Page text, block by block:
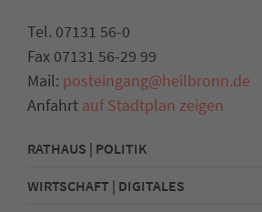
Tel. 07131 56-0
Fax 07131 56-29 99
Mail: posteingang@heilbronn.de
Anfahrt auf Stadtplan zeigen
RATHAUS | POLITIK
WIRTSCHAFT | DIGITALES